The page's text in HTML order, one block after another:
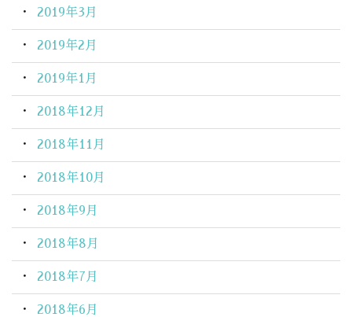
2019年3月
2019年2月
2019年1月
2018年12月
2018年11月
2018年10月
2018年9月
2018年8月
2018年7月
2018年6月